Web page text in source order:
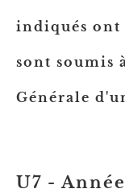
indiqués ont
sont soumis
Générale
U7 -